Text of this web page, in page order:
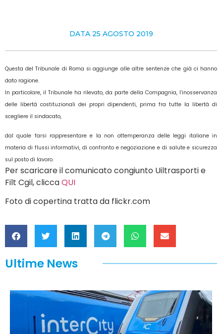
DATA 25 AGOSTO 2019
Questa del Tribunale di Roma si aggiunge alle altre sentenze che già ci hanno
dato ragione.
In particolare, il Tribunale ha rilevato, da parte della Compagnia, l’inosservanza
delle libertà costituzionali dei propri dipendenti, prima fra tutte la libertà di
scegliere il sindacato,
dal quale farsi rappresentare e la non ottemperanza delle leggi italiane in
materia di flussi informativi, di confronto e negoziazione e di salute e sicurezza
sul posto di lavoro.
Per scaricare il comunicato congiunto Uiltrasporti e
Filt Cgil, cliccaQUI
Foto di copertina tratta da flickr.com
Ultime News